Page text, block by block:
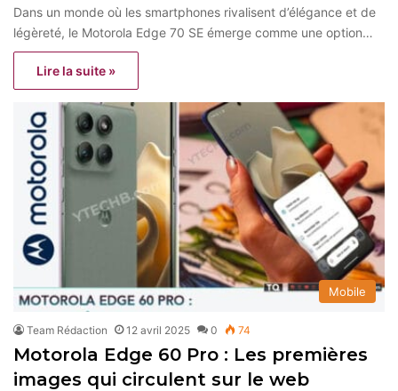
Dans un monde où les smartphones rivalisent d’élégance et de
légèreté, le Motorola Edge 70 SE émerge comme une option…
Lire la suite »
Mobile
Team Rédaction 12 avril 2025 0 74
Motorola Edge 60 Pro : Les premières
images qui circulent sur le web